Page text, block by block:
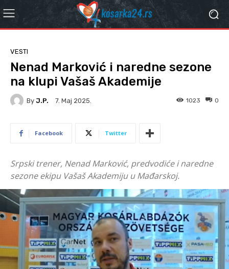
VESTI
Nenad Marković i naredne sezone
na klupi Vašaš Akademije
By J.P. 7. Мај 2025. 0
1023
Facebook Twitter
Srpski trener, Nenad Marković, predvodiće i naredne
sezone ekipu Vašaš Akademiju u Mađarskoj.